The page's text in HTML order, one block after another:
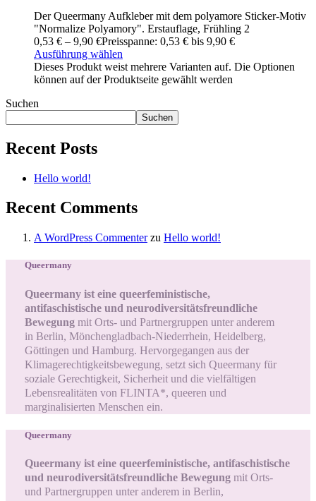
Der Queermany Aufkleber mit dem polyamore Sticker-Motiv
"Normalize Polyamory". Erstauflage, Frühling 2
0,53 € – 9,90 €Preisspanne: 0,53 € bis 9,90 €
Ausführung wählen
Dieses Produkt weist mehrere Varianten auf. Die Optionen
können auf der Produktseite gewählt werden
Suchen
Suchen
Recent Posts
Hello world!
Recent Comments
A WordPress Commenterzu Hello world!
Queermany
Queermany ist eine queerfeministische,
antifaschistische und neurodiversitätsfreundliche
Bewegung mit Orts- und Partnergruppen unter anderem
in Berlin, Mönchengladbach-Niederrhein, Heidelberg,
Göttingen und Hamburg. Hervorgegangen aus der
Klimagerechtigkeitsbewegung, setzt sich Queermany für
soziale Gerechtigkeit, Sicherheit und die vielfältigen
Lebensrealitäten von FLINTA*, queeren und
marginalisierten Menschen ein.
Queermany
Queermany ist eine queerfeministische, antifaschistische
und neurodiversitätsfreundliche Bewegung mit Orts-
und Partnergruppen unter anderem in Berlin,